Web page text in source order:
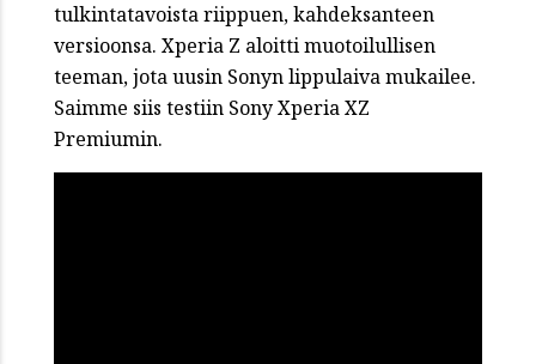
tulkintatavoista riippuen, kahdeksanteen
versioonsa. Xperia Z aloitti muotoilullisen
teeman, jota uusin Sonyn lippulaiva mukailee.
Saimme siis testiin Sony Xperia XZ
Premiumin.